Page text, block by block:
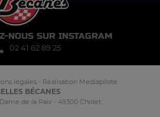
NOUS SUR INSTAGRAM
02 41 62 89 25
légales- Réalisation Mediapilote
BÉCANES
de la Paix - 49300 Cholet